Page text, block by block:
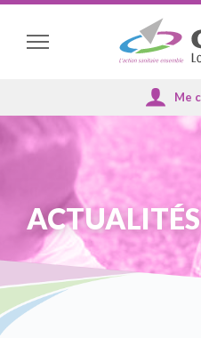
ACTUALITÉS
Panneau de gestion des cookies